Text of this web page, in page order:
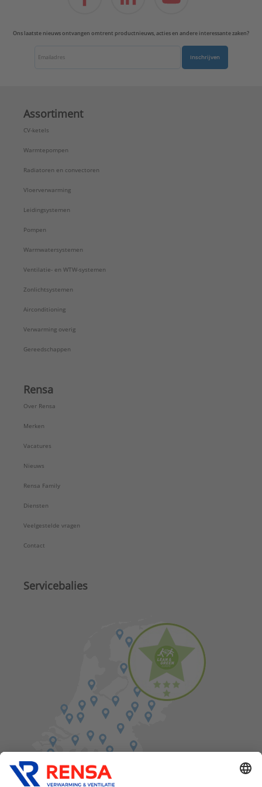
Ons laatste nieuws ontvangen omtrent productnieuws, acties en andere interessante zaken?
Inschrijven
Assortiment
CV-ketels
Warmtepompen
Radiatoren en convectoren
Vloerverwarming
Leidingsystemen
Pompen
Warmwatersystemen
Ventilatie- en WTW-systemen
Zonlichtsystemen
Airconditioning
Verwarming overig
Gereedschappen
Rensa
Over Rensa
Merken
Vacatures
Nieuws
Rensa Family
Diensten
Veelgestelde vragen
Contact
Servicebalies